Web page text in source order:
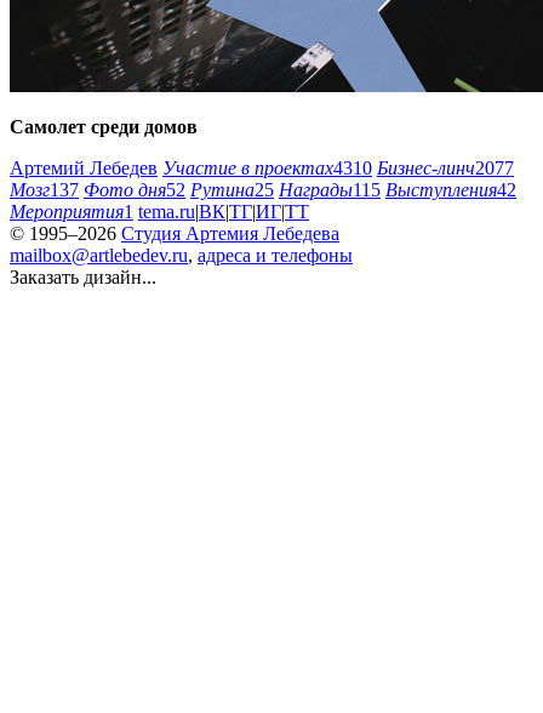
Самолет среди домов
Артемий Лебедев Участие в проектах4310 Бизнес-линч2077
Мозг137 Фото дня52 Рутина25 Награды115 Выступления42
Мероприятия1 tema.ru|ВК|ТГ|ИГ|ТТ
© 1995–2026 Студия Артемия Лебедева
mailbox@artlebedev.ru, адреса и телефоны
Заказать дизайн...